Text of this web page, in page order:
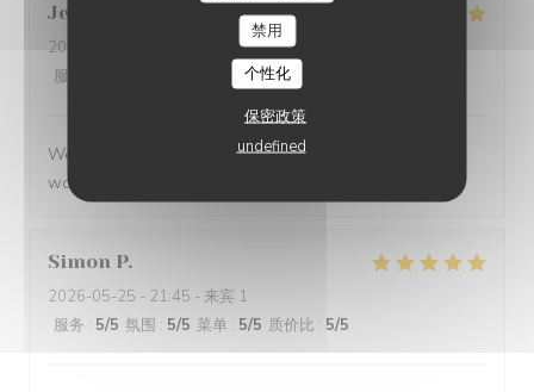
禁用
个性化
保密政策
undefined
Jenny
2026-05-25
- 21:15 - 来宾 2
服务
5/5 质价比
We had a great evening at Essencial. The staff was
wonderful and the food was excellent!
Simon P
2026-05-25 - 21:45 - 来宾 1
服务 : 5/5 氛围 : 5/5 菜单 : 5/5 质价比 : 5/5